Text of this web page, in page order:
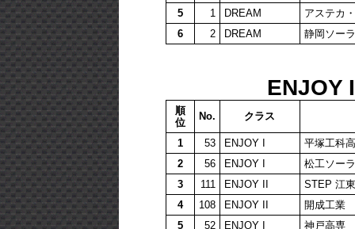
5
1 DREAM
アステカ
6
2 DREAM 静岡ソー
ENJOY
順
位
No. クラス
1 53 ENJOY I
平塚工科
2
56 ENJOY I
松工ソー
3
111 ENJOY II
STEP 江東
4
108 ENJOY II
開成工業
5
52 ENJOY I
神戸高専